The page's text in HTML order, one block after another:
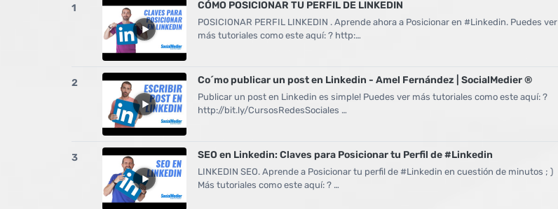
1 CÓMO POSICIONAR TU PERFIL DE LINKEDIN
POSICIONAR PERFIL LINKEDIN . Aprende ahora a Posicionar en #Linkedin. Puedes ver
más tutoriales como este aquí: ? http:…
2 Co´mo publicar un post en Linkedin - Amel Fernández | SocialMedier ®
Publicar un post en Linkedin es simple! Puedes ver más tutoriales como este aquí: ?
http://bit.ly/CursosRedesSociales …
3 SEO en Linkedin: Claves para Posicionar tu Perfil de #Linkedin
LINKEDIN SEO. Aprende a Posicionar tu perfil de #Linkedin en cuestión de minutos ; )
Más tutoriales como este aquí: ? …